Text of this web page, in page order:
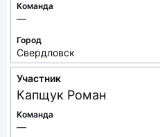
Команда
—
Город
Свердловск
Участник
Капщук Роман
Команда
—